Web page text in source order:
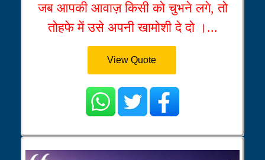
जब आपकी आवाज़ किसी को चुभने लगे, तो
तोहफे में उसे अपनी खामोशी दे दो ।...
View Quote